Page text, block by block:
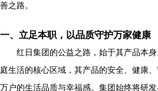
善之路。
一、立足本职，以品质守护万家健康
红日集团的公益之路，始于其产品本
庭生活的核心区域，其产品的安全、健康
万户的生活品质与幸福感。集团始终将研